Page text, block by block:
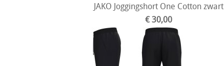
JAKO Joggingshort One Cotton zwart
€ 30,00